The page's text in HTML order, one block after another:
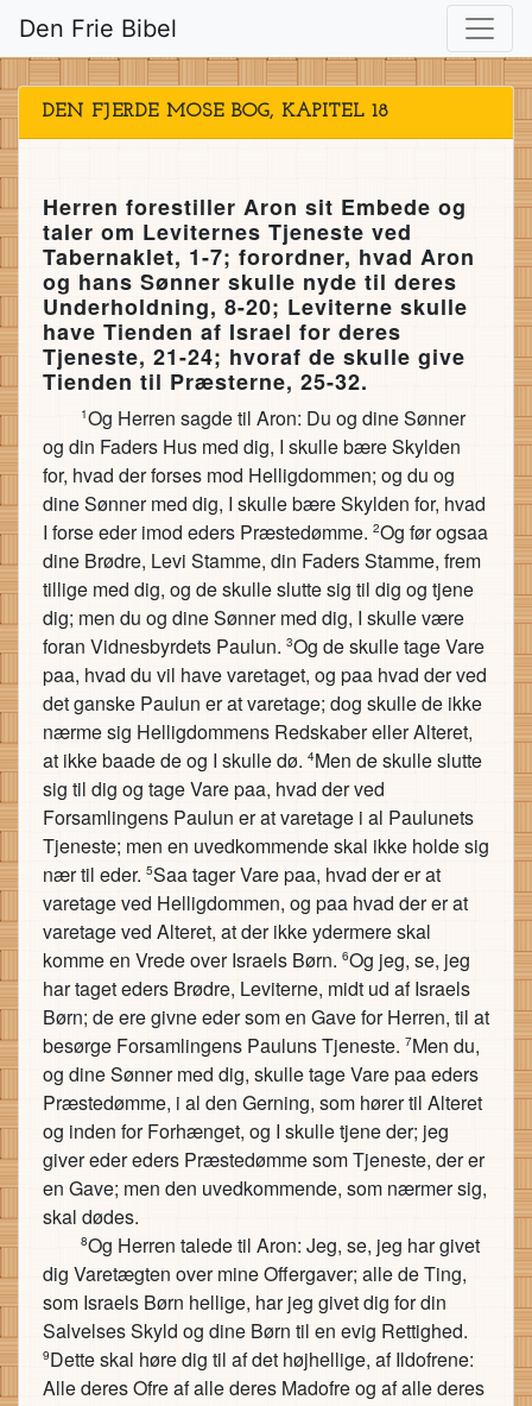
Den Frie Bibel
DEN FJERDE MOSE BOG, KAPITEL 18
Herren forestiller Aron sit Embede og
taler om Leviternes Tjeneste ved
Tabernaklet, 1-7; forordner, hvad Aron
og hans Sønner skulle nyde til deres
Underholdning, 8-20; Leviterne skulle
have Tienden af Israel for deres
Tjeneste, 21-24; hvoraf de skulle give
Tienden til Præsterne, 25-32.
1Og Herren sagde til Aron: Du og dine Sønner
og din Faders Hus med dig, I skulle bære Skylden
for, hvad der forses mod Helligdommen; og du og
dine Sønner med dig, I skulle bære Skylden for, hvad
I forse eder imod eders Præstedømme. 2Og før ogsaa
dine Brødre, Levi Stamme, din Faders Stamme, frem
tillige med dig, og de skulle slutte sig til dig og tjene
dig; men du og dine Sønner med dig, I skulle være
foran Vidnesbyrdets Paulun. 3Og de skulle tage Vare
paa, hvad du vil have varetaget, og paa hvad der ved
det ganske Paulun er at varetage; dog skulle de ikke
nærme sig Helligdommens Redskaber eller Alteret,
at ikke baade de og I skulle dø. 4Men de skulle slutte
sig til dig og tage Vare paa, hvad der ved
Forsamlingens Paulun er at varetage i al Paulunets
Tjeneste; men en uvedkommende skal ikke holde sig
nær til eder. 5Saa tager Vare paa, hvad der er at
varetage ved Helligdommen, og paa hvad der er at
varetage ved Alteret, at der ikke ydermere skal
komme en Vrede over Israels Børn. 6Og jeg, se, jeg
har taget eders Brødre, Leviterne, midt ud af Israels
Børn; de ere givne eder som en Gave for Herren, til at
besørge Forsamlingens Pauluns Tjeneste. 7Men du,
og dine Sønner med dig, skulle tage Vare paa eders
Præstedømme, i al den Gerning, som hører til Alteret
og inden for Forhænget, og I skulle tjene der; jeg
giver eder eders Præstedømme som Tjeneste, der er
en Gave; men den uvedkommende, som nærmer sig,
skal dødes.
8Og Herren talede til Aron: Jeg, se, jeg har givet
dig Varetægten over mine Offergaver; alle de Ting,
som Israels Børn hellige, har jeg givet dig for din
Salvelses Skyld og dine Børn til en evig Rettighed.
9Dette skal høre dig til af det højhellige, af Ildofrene:
Alle deres Ofre af alle deres Madofre og af alle deres